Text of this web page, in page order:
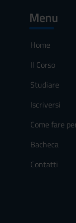
Menu
Home
Il Corso
Studiare
Iscriversi
Come fare
Bacheca
Contatti